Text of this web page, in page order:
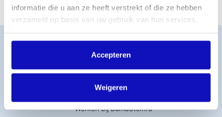
informatie die u aan ze heeft verstrekt of die ze hebben
verzameld op basis van uw gebruik van hun services.
Accepteren
Weigeren
Word lid
MijnBumaStemra
Veelgestelde vragen
Werken bij BumaStemra